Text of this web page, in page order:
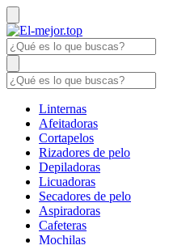
Linternas
Afeitadoras
Cortapelos
Rizadores de pelo
Depiladoras
Licuadoras
Secadores de pelo
Aspiradoras
Cafeteras
Mochilas